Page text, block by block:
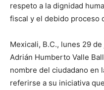
respeto a la dignidad
fiscal y el debido proceso
Mexicali, B.C., lunes 29
Adrián Humberto Valle
nombre del ciudadano en
referirse a su iniciativa